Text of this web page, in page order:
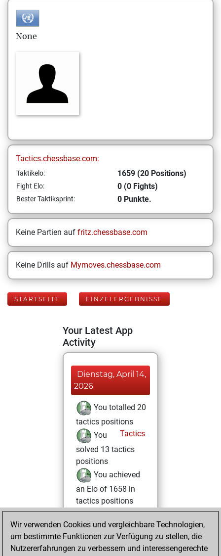
None
Tactics.chessbase.com:
Taktikelo: 1659 (20 Positions)
Fight Elo: 0 (0 Fights)
Bester Taktiksprint: 0 Punkte.
Keine Partien auf fritz.chessbase.com
Keine Drills auf Mymoves.chessbase.com
STARTSEITE EINZELERGEBNISSE
Your Latest App
Activity
Dienstag, April 14,
2026
You totalled 20
tactics positions
Tactics
You
solved 13 tactics
positions
You achieved
an Elo of 1658 in
tactics positions
Donnerstag,
Februar 26, 2026
You played 16
Wir verwenden Cookies und vergleichbare Technologien,
um bestimmte Funktionen zur Verfügung zu stellen, die
Nutzererfahrungen zu verbessern und interessengerechte